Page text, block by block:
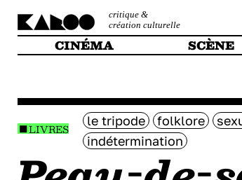
critique &
création culturelle
CINÉMA SCÈNE
LIVRES
le tripode folklore
indétermination